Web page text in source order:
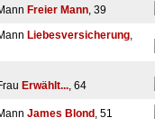
Freier Mann, 39
Liebesversicherung,
Erwählt..., 64
James Blond , 51